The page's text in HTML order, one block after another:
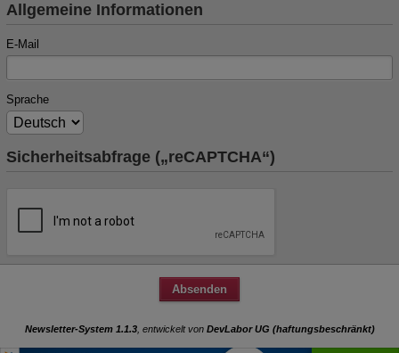
Allgemeine Informationen
E-Mail
Sprache
Sicherheitsabfrage („reCAPTCHA“)
Newsletter-System 1.1.3, entwickelt von DevLabor UG (haftungsbeschränkt)